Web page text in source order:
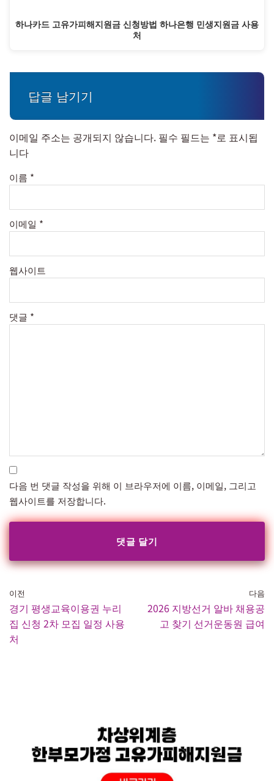
하나카드 고유가피해지원금 신청방법 하나은행 민생지원금 사용
처
답글 남기기
이메일 주소는 공개되지 않습니다. 필수 필드는 *로 표시됩
니다
이름 *
이메일 *
웹사이트
댓글 *
다음 번 댓글 작성을 위해 이 브라우저에 이름, 이메일, 그리고
웹사이트를 저장합니다.
이전
경기 평생교육이용권 누리
집 신청 2차 모집 일정 사용
처
다음
2026 지방선거 알바 채용공
고 찾기 선거운동원 급여